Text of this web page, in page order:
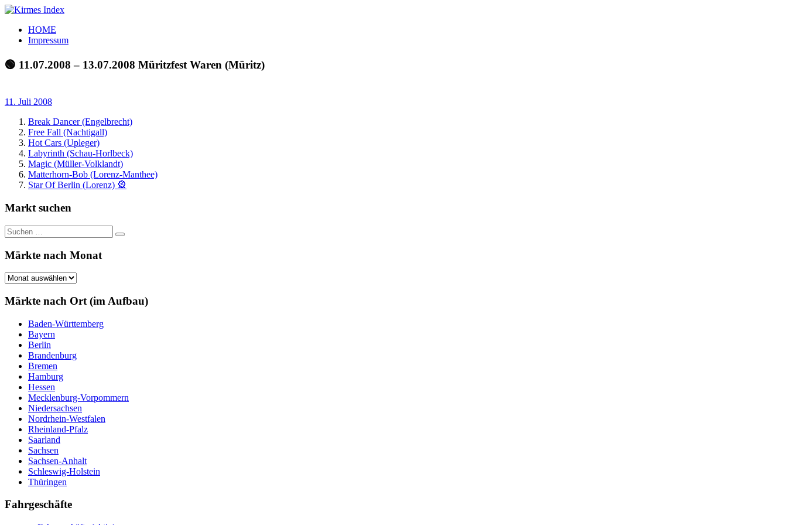
Zum
springen
Kirmes
Index
Tourpläne
der
letzten
HOME
Impressum
🟢 11.07.2008 – 13.07.2008 Müritzfest Waren (Müritz)
11. Juli 2008
Break Dancer (Engelbrecht)
Free Fall (Nachtigall)
Hot Cars (Upleger)
Labyrinth (Schau-Horlbeck)
Magic (Müller-Volklandt)
Matterhorn-Bob (Lorenz-Manthee)
Star Of Berlin (Lorenz) 🎡
Markt suchen
Suchen
nach:
Suchen
Märkte nach Monat
Märkte
Monat
Märkte nach Ort (im Aufbau)
Baden-Württemberg
Bayern
Berlin
Brandenburg
Bremen
Hamburg
Hessen
Mecklenburg-Vorpommern
Niedersachsen
Nordrhein-Westfalen
Rheinland-Pfalz
Saarland
Sachsen
Sachsen-Anhalt
Schleswig-Holstein
Thüringen
Fahrgeschäfte